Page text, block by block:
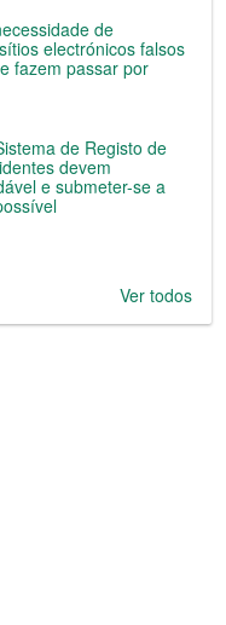
de
electrónicos falsos
fazem passar por
de Registo de
devem
e submeter-se a
Ver todos